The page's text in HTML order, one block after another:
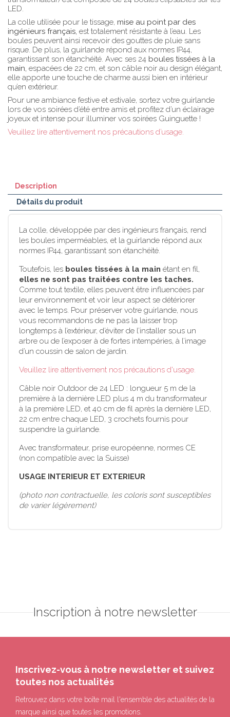
LED.
La colle utilisée pour le tissage, mise au point par des
ingénieurs français, est totalement résistante à l’eau. Les
boules peuvent ainsi recevoir des gouttes de pluie sans
risque. De plus, la guirlande répond aux normes IP44,
garantissant son étanchéité. Avec ses 24 boules tissées à la
main, espacées de 22 cm, et son câble noir au design élégant,
elle apporte une touche de charme aussi bien en intérieur
qu’en extérieur.
Pour une ambiance festive et estivale, sortez votre guirlande
lors de vos soirées d’été entre amis et profitez d’un éclairage
joyeux et intense pour illuminer vos soirées Guinguette !
Veuillez lire attentivement nos précautions d’usage.
Description
Détails du produit
La colle, développée par des ingénieurs français, rend
les boules imperméables, et la guirlande répond aux
normes IP44, garantissant son étanchéité.
Toutefois, les boules tissées à la main étant en fil,
elles ne sont pas traitées contre les taches.
Comme tout textile, elles peuvent être influencées par
leur environnement et voir leur aspect se détériorer
avec le temps. Pour préserver votre guirlande, nous
vous recommandons de ne pas la laisser trop
longtemps à l’extérieur, d’éviter de l’installer sous un
arbre ou de l’exposer à de fortes intempéries, à l’image
d’un coussin de salon de jardin.
Veuillez lire attentivement nos précautions d'usage.
Câble noir Outdoor de 24 LED : longueur 5 m de la
première à la dernière LED plus 4 m du transformateur
à la première LED, et 40 cm de fil après la dernière LED,
22 cm entre chaque LED, 3 crochets fournis pour
suspendre la guirlande.
Avec transformateur, prise européenne, normes CE
(non compatible avec la Suisse)
USAGE INTERIEUR ET EXTERIEUR
(photo non contractuelle, les coloris sont susceptibles
de varier légèrement)
Inscription à notre newsletter
Inscrivez-vous à notre newsletter et suivez
toutes nos actualités
Retrouvez dans votre boîte mail l'ensemble des actualités de la
marque ainsi que toutes les promotions.